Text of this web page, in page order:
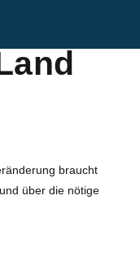
braucht
über die nötige